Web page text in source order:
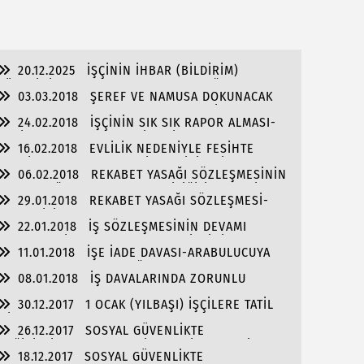
20.12.2025
İŞÇİNİN İHBAR (BİLDİRİM)
NEDENİYLE FESİHTE DİKKAT EDİLECEK HUSUSLAR
03.03.2018
ŞEREF VE NAMUSA DOKUNACAK
SUÇLAMALARDA BULUNMA-HAKLI FESİH
24.02.2018
İŞÇİNİN SIK SIK RAPOR ALMASI-
İŞE İADE DAVASI-GEÇERLİ FESİH
16.02.2018
EVLİLİK NEDENİYLE FESİHTE
TAZMİNATA HAK KAZANABİLMEK İÇİN DİKKAT
EDİLMESİ GEREKEN HUSUSLAR
06.02.2018
REKABET YASAĞI SÖZLEŞMESİNİN
FESHE BAĞLI OLARAK GEÇERLİLİĞİ-İŞVERENİN
YÜKÜMLÜLÜK ALMASI GEREKMEDİĞİ-İŞYERİNİN
DEVRİ HALİNDE SÖZLEŞMENİN GEÇERLİLİĞİ
29.01.2018
REKABET YASAĞI SÖZLEŞMESİ-
GEÇERLİLİK KOŞULLARI
22.01.2018
İŞ SÖZLEŞMESİNİN DEVAMI
SIRASINDA İŞVERENLE REKABET-İŞÇİNİN SADAKAT
BORCU -HAKLI FESİH
11.01.2018
İŞE İADE DAVASI-ARABULUCUYA
BAŞVURMA ZORUNLULUĞU VE UYGULAMASI
08.01.2018
İŞ DAVALARINDA ZORUNLU
30.12.2017
1 OCAK (YILBAŞI) İŞÇİLERE TATİL
26.12.2017
SOSYAL GÜVENLİKTE
DEĞİŞİKLİKLER-SOSYAL SİGORTA İŞLEMLERİ
18.12.2017
SOSYAL GÜVENLİKTE